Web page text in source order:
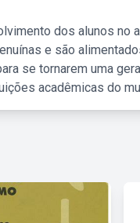
dos alunos no
e são
se tornarem uma
acadêmicas do